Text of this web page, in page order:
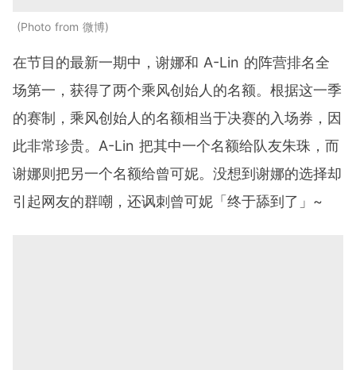
Photo from 微博
在节目的最新一期中，谢娜和 A-Lin 的阵营排名全
场第一，获得了两个乘风创始人的名额。根据这一季
的赛制，乘风创始人的名额相当于决赛的入场券，因
此非常珍贵。A-Lin 把其中一个名额给队友朱珠，而
谢娜则把另一个名额给曾可妮。没想到谢娜的选择却
引起网友的群嘲，还讽刺曾可妮「终于舔到了」~